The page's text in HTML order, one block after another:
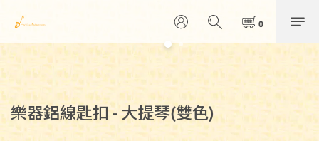
樂器鋁線匙扣 - 大提琴(雙色)